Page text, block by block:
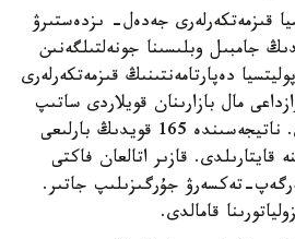
قىزمەتكەرلەرى جەدەل- ىزدەستىرۋ
جامبىل وبلىسىنا جونەلتىلگەنىن
دەپارتامەنتىنىڭ قىزمەتكەرلەرى
مال بازارىنان قويلاردى ساتىپ
العان ازاماتتاردى انىقتادى. ناتيجەسىندە 165 قويدىڭ بارلىعى
قايتارىلدى. قازىر اتالعان فاكتى
تەكسەرۋ جۇرگىزىلىپ جاتىر.
قامالدى.